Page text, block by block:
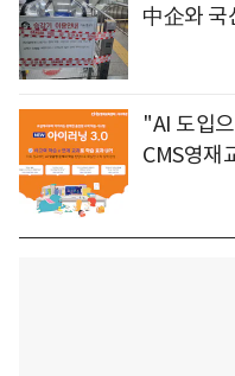
中企와 국
"AI 도입
CMS영재